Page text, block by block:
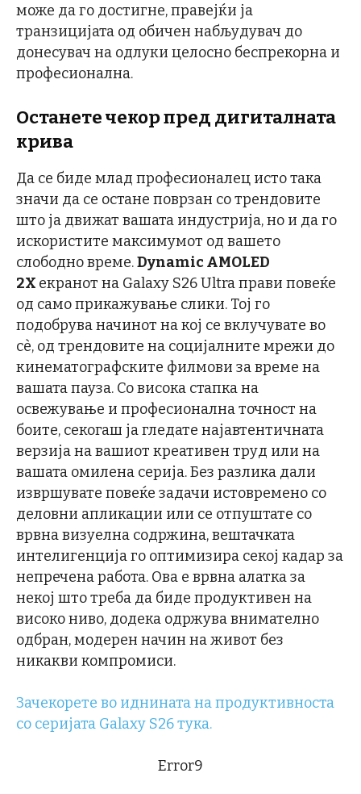
може да го достигне, правејќи ја
транзицијата од обичен набљудувач до
донесувач на одлуки целосно беспрекорна и
професионална.
Останете чекор пред дигиталната
крива
Да се биде млад професионалец исто така
значи да се остане поврзан со трендовите
што ја движат вашата индустрија, но и да го
искористите максимумот од вашето
слободно време.DynamicAMOLED
2X екранот на Galaxy S26 Ultra прави повеќе
од само прикажување слики. Тој го
подобрува начинот на кој се вклучувате во
сè, од трендовите на социјалните мрежи до
кинематографските филмови за време на
вашата пауза. Со висока стапка на
освежување и професионална точност на
боите, секогаш ја гледате најавтентичната
верзија на вашиот креативен труд или на
вашата омилена серија. Без разлика дали
извршувате повеќе задачи истовремено со
деловни апликации или се отпуштате со
врвна визуелна содржина, вештачката
интелигенција го оптимизира секој кадар за
непречена работа. Ова е врвна алатка за
некој што треба да биде продуктивен на
високо ниво, додека одржува внимателно
одбран, модерен начин на живот без
никакви компромиси.
Зачекорете во иднината на продуктивноста
со серијата Galaxy S26 тука.
Error9